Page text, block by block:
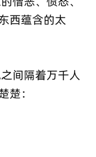
西蕴含的太
间隔着万千人
楚：